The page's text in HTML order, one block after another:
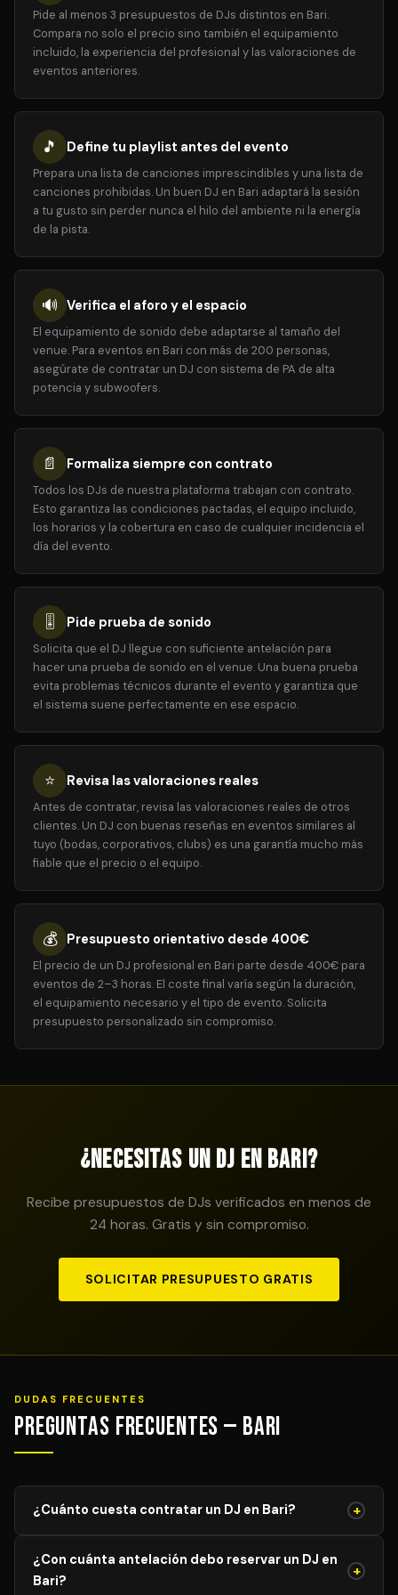
Pide al menos 3 presupuestos de DJs distintos en Bari.
Compara no solo el precio sino también el equipamiento
incluido, la experiencia del profesional y las valoraciones de
eventos anteriores.
🎵 Define tu playlist antes del evento
Prepara una lista de canciones imprescindibles y una lista de
canciones prohibidas. Un buen DJ en Bari adaptará la sesión
a tu gusto sin perder nunca el hilo del ambiente ni la energía
de la pista.
🔊 Verifica el aforo y el espacio
El equipamiento de sonido debe adaptarse al tamaño del
venue. Para eventos en Bari con más de 200 personas,
asegúrate de contratar un DJ con sistema de PA de alta
potencia y subwoofers.
📄 Formaliza siempre con contrato
Todos los DJs de nuestra plataforma trabajan con contrato.
Esto garantiza las condiciones pactadas, el equipo incluido,
los horarios y la cobertura en caso de cualquier incidencia el
día del evento.
🎚️ Pide prueba de sonido
Solicita que el DJ llegue con suficiente antelación para
hacer una prueba de sonido en el venue. Una buena prueba
evita problemas técnicos durante el evento y garantiza que
el sistema suene perfectamente en ese espacio.
⭐ Revisa las valoraciones reales
Antes de contratar, revisa las valoraciones reales de otros
clientes. Un DJ con buenas reseñas en eventos similares al
tuyo (bodas, corporativos, clubs) es una garantía mucho más
fiable que el precio o el equipo.
💰 Presupuesto orientativo desde 400€
El precio de un DJ profesional en Bari parte desde 400€ para
eventos de 2–3 horas. El coste final varía según la duración,
el equipamiento necesario y el tipo de evento. Solicita
presupuesto personalizado sin compromiso.
¿Necesitas un DJ en Bari?
Recibe presupuestos de DJs verificados en menos de
24 horas. Gratis y sin compromiso.
SOLICITAR PRESUPUESTO GRATIS
DUDAS FRECUENTES
Preguntas Frecuentes — Bari
¿Cuánto cuesta contratar un DJ en Bari? +
de evento, duración y equipamiento requerido. Los
servicios comienzan desde 400€ € para eventos de 2-
¿Con cuánta antelación debo reservar un DJ en
Bari?
+